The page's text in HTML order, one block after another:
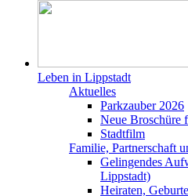
Leben in Lippstadt
Aktuelles
Parkzauber 2026
Neue Broschüre
Stadtfilm
Familie, Partnerschaft
Gelingendes
Lippstadt)
Heiraten,